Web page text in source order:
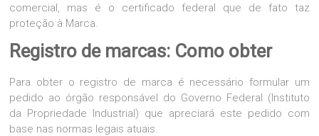
comercial, mas é o certificado federal que de fato taz
proteção à Marca.
Registro de marcas: Como obter
Para obter o registro de marca é necessário formular um
pedido ao órgão responsável do Governo Federal (Instituto
da Propriedade Industrial) que apreciará este pedido com
base nas normas legais atuais.